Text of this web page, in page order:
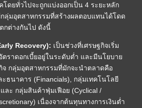
โดยทั่วไปจะถูกแบ่งออกเป็น 4 ระยะหลัก
ลุ่มอุตสาหกรรมที่สร้างผลตอบแทนได้โดด
กต่างกันไป ดังนี้
Recovery): เป็นช่วงที่เศรษฐกิจเริ่ม
ราดอกเบี้ยอยู่ในระดับต่ำ และมีนโยบาย
จ กลุ่มอุตสาหกรรมที่มักจะนำตลาดคือ
ะธนาคาร (Financials), กลุ่มเทคโนโลยี
และ กลุ่มสินค้าฟุ่มเฟือย (Cyclical /
เนื่องจากต้นทุนทางการเงินต่ำ